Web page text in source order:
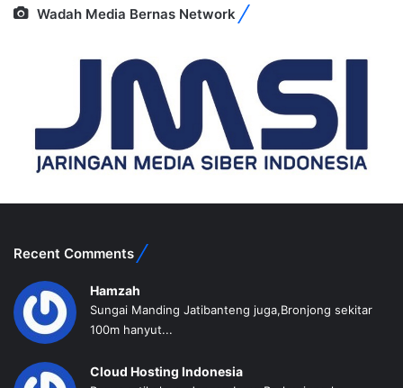
Wadah Media Bernas Network
Recent Comments
Hamzah
Sungai Manding Jatibanteng juga,Bronjong sekitar
100m hanyut...
Cloud Hosting Indonesia